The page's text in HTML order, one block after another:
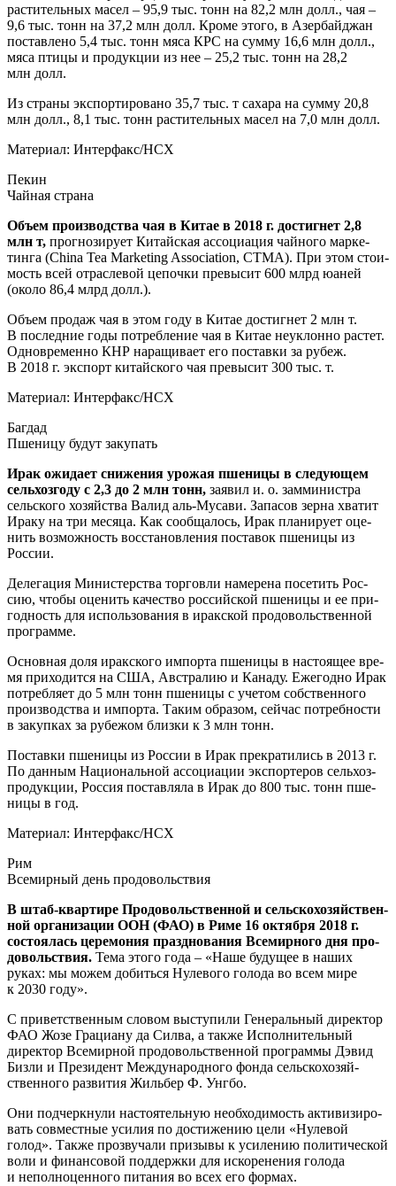
рас­ти­тель­ных масел – 95,9 тыс. тонн на 82,2 млн долл., чая –
9,6 тыс. тонн на 37,2 млн долл. Кро­ме это­го, в Азер­бай­джан
постав­ле­но 5,4 тыс. тонн мяса КРС на сум­му 16,6 млн долл.,
мяса пти­цы и про­дук­ции из нее – 25,2 тыс. тонн на 28,2
млн долл.
Из стра­ны экс­пор­ти­ро­ва­но 35,7 тыс. т саха­ра на сум­му 20,8
млн долл., 8,1 тыс. тонн рас­ти­тель­ных масел на 7,0 млн долл.
Мате­ри­ал: Интерфакс/НСХ
Пекин
Чай­ная страна
Объ­ем про­из­вод­ства чая в Китае в 2018 г. достиг­нет 2,8
млн т, про­гно­зи­ру­ет Китай­ская ассо­ци­а­ция чай­но­го мар­ке­
тин­га (China Tea Marketing Association, CTMA). При этом сто­и­
мость всей отрас­ле­вой цепоч­ки пре­вы­сит 600 млрд юаней
(око­ло 86,4 млрд долл.).
Объ­ем про­даж чая в этом году в Китае достиг­нет 2 млн т.
В послед­ние годы потреб­ле­ние чая в Китае неуклон­но рас­тет.
Одно­вре­мен­но КНР нара­щи­ва­ет его постав­ки за рубеж.
В 2018 г. экс­порт китай­ско­го чая пре­вы­сит 300 тыс. т.
Мате­ри­ал: Интерфакс/НСХ
Баг­дад
Пше­ни­цу будут закупать
Ирак ожи­да­ет сни­же­ния уро­жая пше­ни­цы в сле­ду­ю­щем
сель­хоз­го­ду с 2,3 до 2 млн тонн, заявил и. о. зам­ми­ни­стра
сель­ско­го хозяй­ства Валид аль-Муса­ви. Запа­сов зер­на хва­тит
Ира­ку на три меся­ца. Как сооб­ща­лось, Ирак пла­ни­ру­ет оце­
нить воз­мож­ность вос­ста­нов­ле­ния поста­вок пше­ни­цы из
России.
Деле­га­ция Мини­стер­ства тор­гов­ли наме­ре­на посе­тить Рос­
сию, что­бы оце­нить каче­ство рос­сий­ской пше­ни­цы и ее при­
год­ность для исполь­зо­ва­ния в ирак­ской про­до­воль­ствен­ной
программе.
Основ­ная доля ирак­ско­го импор­та пше­ни­цы в насто­я­щее вре­
мя при­хо­дит­ся на США, Австра­лию и Кана­ду. Еже­год­но Ирак
потреб­ля­ет до 5 млн тонн пше­ни­цы с уче­том соб­ствен­но­го
про­из­вод­ства и импор­та. Таким обра­зом, сей­час потреб­но­сти
в закуп­ках за рубе­жом близ­ки к 3 млн тонн.
Постав­ки пше­ни­цы из Рос­сии в Ирак пре­кра­ти­лись в 2013 г.
По дан­ным Наци­о­наль­ной ассо­ци­а­ции экс­пор­те­ров сель­хоз­
про­дук­ции, Рос­сия постав­ля­ла в Ирак до 800 тыс. тонн пше­
ни­цы в год.
Мате­ри­ал: Интерфакс/НСХ
Рим
Все­мир­ный день продовольствия
В штаб-квар­ти­ре Про­до­воль­ствен­ной и сель­ско­хо­зяй­ствен­
ной орга­ни­за­ции ООН (ФАО) в Риме 16 октяб­ря 2018 г.
состо­я­лась цере­мо­ния празд­но­ва­ния Все­мир­но­го дня про­
до­воль­ствия. Тема это­го года – «Наше буду­щее в наших
руках: мы можем добить­ся Нуле­во­го голо­да во всем мире
к 2030 году».
С при­вет­ствен­ным сло­вом высту­пи­ли Гене­раль­ный дирек­тор
ФАО Жозе Гра­ци­а­ну да Сил­ва, а так­же Испол­ни­тель­ный
дирек­тор Все­мир­ной про­до­воль­ствен­ной про­грам­мы Дэвид
Биз­ли и Пре­зи­дент Меж­ду­на­род­но­го фон­да сель­ско­хо­зяй­
ствен­но­го раз­ви­тия Жиль­бер Ф. Унгбо.
Они под­черк­ну­ли насто­я­тель­ную необ­хо­ди­мость акти­ви­зи­ро­
вать сов­мест­ные уси­лия по дости­же­нию цели «Нуле­вой
голод». Так­же про­зву­ча­ли при­зы­вы к уси­ле­нию поли­ти­че­ской
воли и финан­со­вой под­держ­ки для иско­ре­не­ния голо­да
и непол­но­цен­но­го пита­ния во всех его формах.